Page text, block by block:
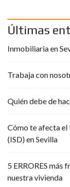
Últimas
Inmobiliaria en
Trabaja con
Quién debe de
Cómo te afecta el
(ISD) en Sevilla
5 ERRORES más
nuestra vivienda